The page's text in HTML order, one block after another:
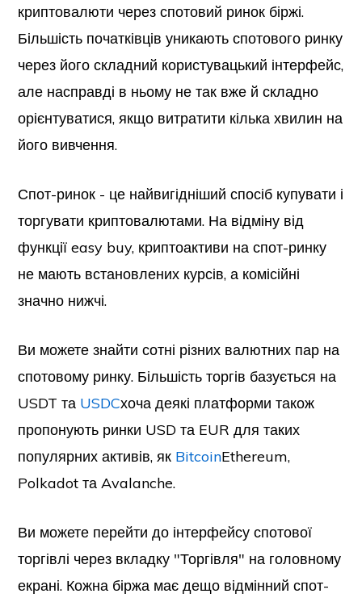
криптовалюти через спотовий ринок біржі.
Більшість початківців уникають спотового ринку
через його складний користувацький інтерфейс,
але насправді в ньому не так вже й складно
орієнтуватися, якщо витратити кілька хвилин на
його вивчення.
Спот-ринок - це найвигідніший спосіб купувати і
торгувати криптовалютами. На відміну від
функції easy buy, криптоактиви на спот-ринку
не мають встановлених курсів, а комісійні
значно нижчі.
Ви можете знайти сотні різних валютних пар на
спотовому ринку. Більшість торгів базується на
USDT та USDCхоча деякі платформи також
пропонують ринки USD та EUR для таких
популярних активів, як BitcoinEthereum,
Polkadot та Avalanche.
Ви можете перейти до інтерфейсу спотової
торгівлі через вкладку "Торгівля" на головному
екрані. Кожна біржа має дещо відмінний спот-